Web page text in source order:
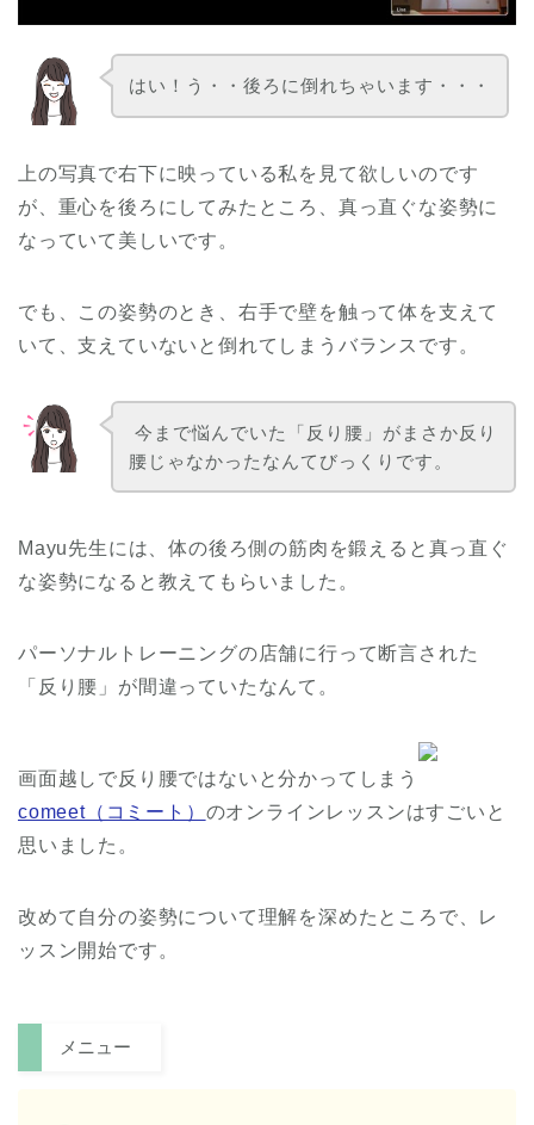
はい！う・・後ろに倒れちゃいます・・・
上の写真で右下に映っている私を見て欲しいのです
が、重心を後ろにしてみたところ、真っ直ぐな姿勢に
なっていて美しいです。
でも、この姿勢のとき、右手で壁を触って体を支えて
いて、支えていないと倒れてしまうバランスです。
今まで悩んでいた「反り腰」がまさか反り
腰じゃなかったなんてびっくりです。
Mayu先生には、体の後ろ側の筋肉を鍛えると真っ直ぐ
な姿勢になると教えてもらいました。
パーソナルトレーニングの店舗に行って断言された
「反り腰」が間違っていたなんて。
画面越しで反り腰ではないと分かってしまう
comeet（コミート） のオンラインレッスンはすごいと
思いました。
改めて自分の姿勢について理解を深めたところで、レ
ッスン開始です。
メニュー